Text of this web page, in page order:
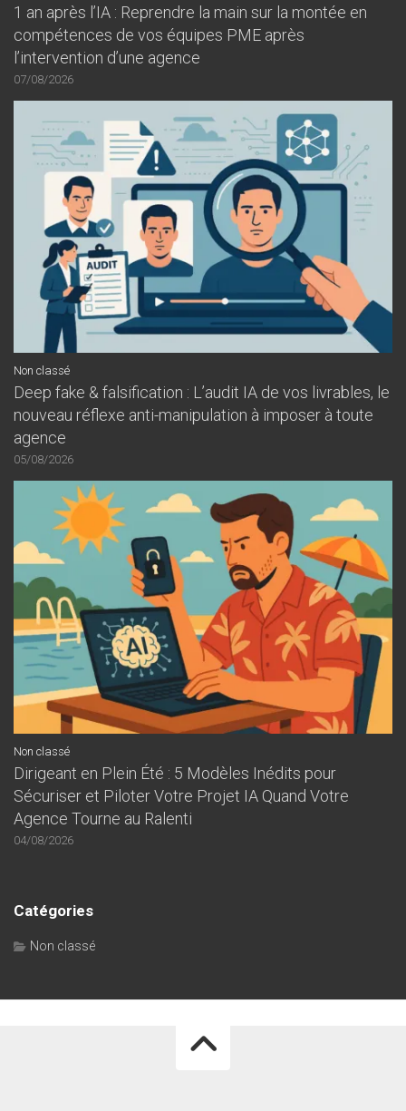
1 an après l’IA : Reprendre la main sur la montée en
compétences de vos équipes PME après
l’intervention d’une agence
07/08/2026
Non classé
Deep fake & falsification : L’audit IA de vos livrables, le
nouveau réflexe anti-manipulation à imposer à toute
agence
05/08/2026
Non classé
Dirigeant en Plein Été : 5 Modèles Inédits pour
Sécuriser et Piloter Votre Projet IA Quand Votre
Agence Tourne au Ralenti
04/08/2026
Catégories
Non classé